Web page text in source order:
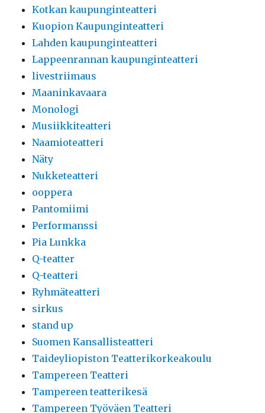
Kotkan kaupunginteatteri
Kuopion Kaupunginteatteri
Lahden kaupunginteatteri
Lappeenrannan kaupunginteatteri
livestriimaus
Maaninkavaara
Monologi
Musiikkiteatteri
Naamioteatteri
Näty
Nukketeatteri
ooppera
Pantomiimi
Performanssi
Pia Lunkka
Q-teatter
Q-teatteri
Ryhmäteatteri
sirkus
stand up
Suomen Kansallisteatteri
Taideyliopiston Teatterikorkeakoulu
Tampereen Teatteri
Tampereen teatterikesä
Tampereen Työväen Teatteri